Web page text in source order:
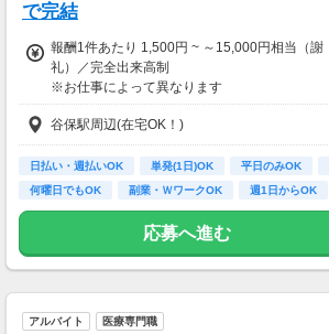
で完結
報酬1件あたり 1,500円 ~ ～15,000円相当（謝
礼）／完全出来高制
※お仕事によって異なります
※アンケート回答後、内容確認・承認を経て謝
礼をお支払いします
【お仕事の一例】
◆ 美容サプリのお試しモニター
キレイになりながらポイントがもらえる、人気
のモニターです！
・所要時間：10～20分
谷保駅周辺(在宅OK！)
日払い・週払いOK 単発(1日)OK 平日のみOK
何曜日でもOK
副業・ＷワークOK 週1日からOK
大学生歓迎
応募へ進む
アルバイト 医療専門職